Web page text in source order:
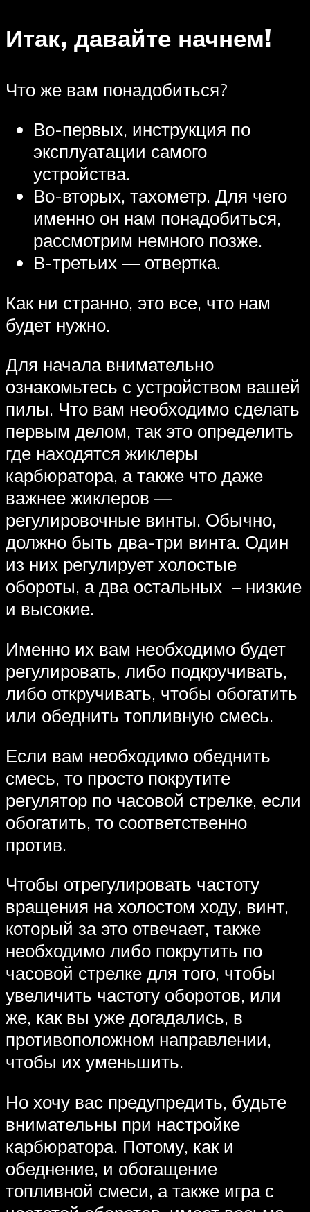
Итак, давайте начнем!
Что же вам понадобиться?
Во-первых, инструкция по
эксплуатации самого
устройства.
Во-вторых, тахометр. Для чего
именно он нам понадобиться,
рассмотрим немного позже.
В-третьих — отвертка.
Как ни странно, это все, что нам
будет нужно.
Для начала внимательно
ознакомьтесь с устройством вашей
пилы. Что вам необходимо сделать
первым делом, так это определить
где находятся жиклеры
карбюратора, а также что даже
важнее жиклеров —
регулировочные винты. Обычно,
должно быть два-три винта. Один
из них регулирует холостые
обороты, а два остальных – низкие
и высокие.
Именно их вам необходимо будет
регулировать, либо подкручивать,
либо откручивать, чтобы обогатить
или обеднить топливную смесь.
Если вам необходимо обеднить
смесь, то просто покрутите
регулятор по часовой стрелке, если
обогатить, то соответственно
против.
Чтобы отрегулировать частоту
вращения на холостом ходу, винт,
который за это отвечает, также
необходимо либо покрутить по
часовой стрелке для того, чтобы
увеличить частоту оборотов, или
же, как вы уже догадались, в
противоположном направлении,
чтобы их уменьшить.
Но хочу вас предупредить, будьте
внимательны при настройке
карбюратора. Потому, как и
обеднение, и обогащение
топливной смеси, а также игра с